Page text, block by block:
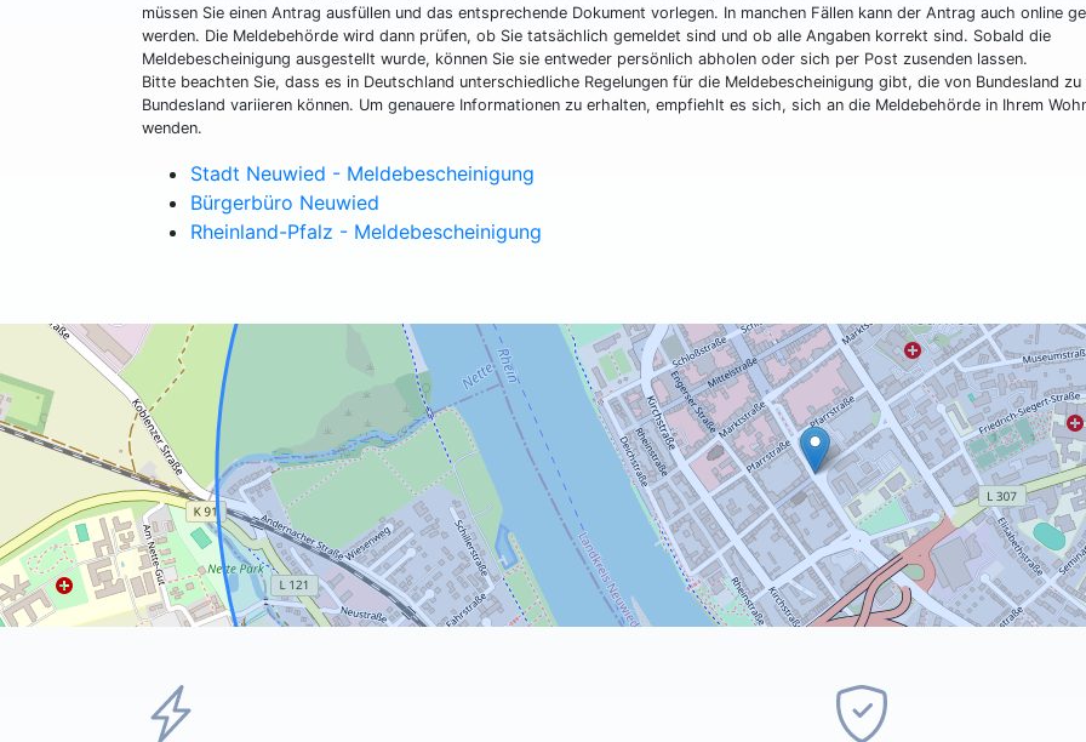
müssen Sie einen Antrag ausfüllen und das entsprechende Dokument vorlegen. In manchen Fällen kann der Antrag auch online
werden. Die Meldebehörde wird dann prüfen, ob Sie tatsächlich gemeldet sind und ob alle Angaben korrekt sind. Sobald die
Meldebescheinigung ausgestellt wurde, können Sie sie entweder persönlich abholen oder sich per Post zusenden lassen.
Bitte beachten Sie, dass es in Deutschland unterschiedliche Regelungen für die Meldebescheinigung gibt, die von Bundesland zu
Bundesland variieren können. Um genauere Informationen zu erhalten, empfiehlt es sich, sich an die Meldebehörde in Ihrem
wenden.
Stadt Neuwied - Meldebescheinigung
Bürgerbüro Neuwied
Rheinland-Pfalz - Meldebescheinigung